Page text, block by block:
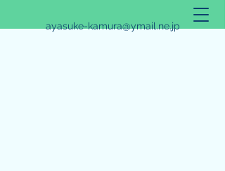
ayasuke-kamura@ymail.ne.jp